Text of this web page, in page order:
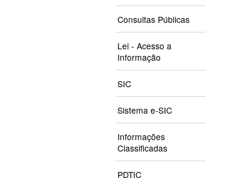
Consultas Públicas
Lei - Acesso a
Informação
SIC
Sistema e-SIC
Informações
Classificadas
PDTIC